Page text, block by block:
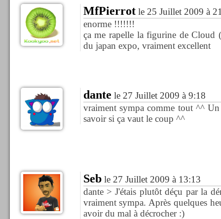
MfPierrotle 25 Juillet 2009 à
enorme !!!!!!!
ça me rapelle la figurine de Cloud
du japan expo, vraiment excellent
dante le 27 Juillet 2009 à 9:18
vraiment sympa comme tout ^^
savoir si ça vaut le coup ^^
Seble 27 Juillet 2009 à 13:13
dante > J'étais plutôt déçu par la
vraiment sympa. Après quelques
avoir du mal à décrocher :)